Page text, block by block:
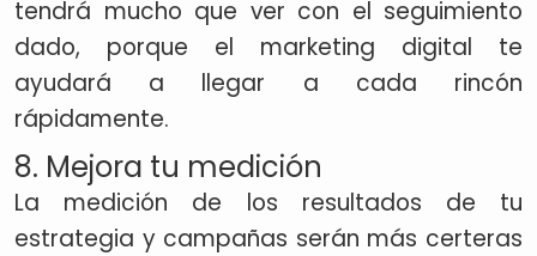
tendrá mucho que ver con el seguimiento
dado, porque el marketing digital te
ayudará a llegar a cada rincón
rápidamente.
8. Mejora tu medición
La medición de los resultados de tu
estrategia y campañas serán más certeras